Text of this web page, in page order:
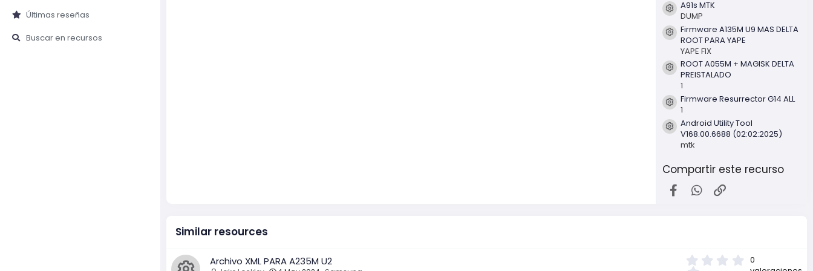
Últimas reseñas
Buscar en recursos
Icono del recurso
A91s MTK
DUMP
Icono del recurso
Firmware A135M U9 MAS DELTA
ROOT PARA YAPE
YAPE FIX
Icono del recurso
ROOT A055M + MAGISK DELTA
PREISTALADO
1
Icono del recurso
Firmware Resurrector G14 ALL
1
Icono del recurso
Android Utility Tool
V168.00.6688 (02:02:2025)
mtk
Compartir este recurso
FacebookWhatsApp
Similar resources
Archivo XML PARA A235M U2 00